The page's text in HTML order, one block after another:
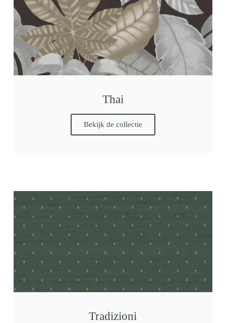
Thai
Bekijk de collectie
Tradizioni